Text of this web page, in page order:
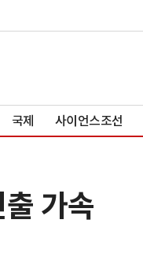
국제 사이언스조선
가속